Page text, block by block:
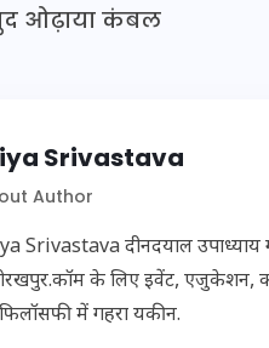
ओढ़ाया कंबल
Srivastava
Author
Srivastava दीनदयाल उपाध्याय
के लिए इवेंट, एजुकेशन,
में गहरा यकीन.
अगस्त 2025